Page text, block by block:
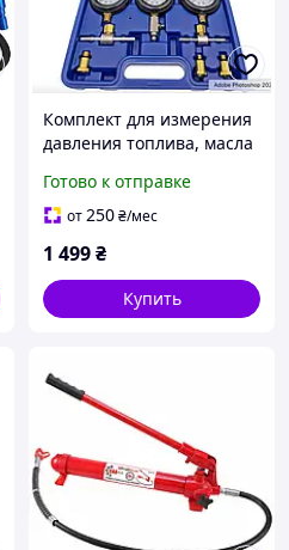
Комплект для измерения
давления топлива, масла
мотоциклов и авто FT3333
Готово к отправке
от250₴/мес
1 499₴
Купить